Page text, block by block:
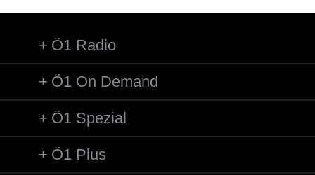
Ö1 Radio
Ö1 On Demand
Ö1 Spezial
Ö1 Plus